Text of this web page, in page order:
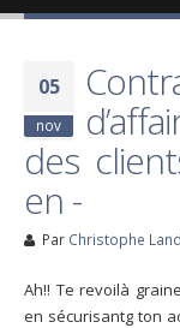
05
nov
des
en -
Par Christophe
Ah!! Te revoilà
en sécurisantg ton